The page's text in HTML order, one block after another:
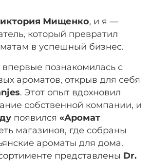
Мищенко, и я —
который превратил
в успешный бизнес.
впервые познакомилась с
ароматов, открыв для себя
. Этот опыт вдохновил
собственной компании, и
появился «Аромат
магазинов, где собраны
ароматы для дома.
представлены Dr.